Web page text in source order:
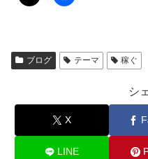
ブログ テーマ 稼ぐ
シ
X
LINE